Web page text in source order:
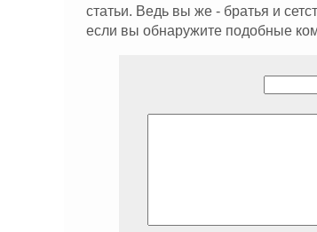
статьи. Ведь вы же - братья и
если вы обнаружите подобные